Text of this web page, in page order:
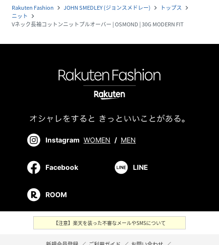
Rakuten Fashion navigate_next JOHN SMEDLEY (ジョンスメドレー) navigate_next トップス navigate_next
ニット navigate_next
Vネック長袖コットンニットプルオーバー | OSMOND | 30G MODERN FIT
Instagram WOMEN / MEN
Facebook LINE
ROOM
【注意】楽天を装った不審なメールやSMSについて